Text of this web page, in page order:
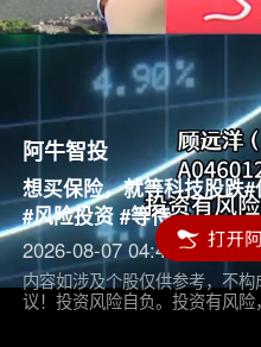
阿牛智投
想买保险，就等科技股跌
#风险投资 #等待
2026-08-07 04:45
内容如涉及个股仅供参考，不
议！投资风险自负。投资有风险